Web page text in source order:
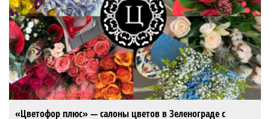
«Цветофор плюс» — салоны цветов в Зеленограде с